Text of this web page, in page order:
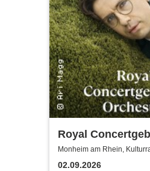
Royal
Orchestra |
Monheim am Rhein,
02.09.2026